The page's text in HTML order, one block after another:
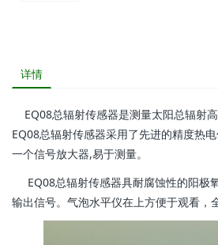
详情
EQ08总辐射传感器是测量太阳总辐射
EQ08总辐射传感器采用了先进的精度热
一个信号放大器,易于测量。
EQ08总辐射传感器具耐腐蚀性的阳极
输出信号。气泡水平仪在上方便于观看，